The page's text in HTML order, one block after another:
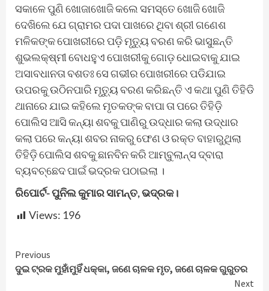
ସକାଳେ ପୁଣି ଖୋଜାଖୋଜି କଲେ ସମସ୍ତେ ଖୋଜି ଖୋଜି
ଦେଖିଲେ ଯେ ଗ୍ରାମର ପଦା ପାଖରେ ଥିବା ଶ୍ରୀ ଗଣେଶ
ମଳିକଙ୍କ ପୋଖରୀରେ ପଡ଼ି ମୃତ୍ୟୁ ବରଣ କରି ଭାସୁଛନ୍ତି
ଶୁଭଲକ୍ଷ୍ମୀ ବୋଧହୁଏ ପୋଖରୀକୁ ଗୋଡ଼ ଧୋଇବାକୁ ଯାଇ
ଅସାବଧାନତା ବଶତଃ ସେ ଗଭୀର ପୋଖରୀରେ ପଡିଯାଇ
ଉପରକୁ ଉଠିନପାରି ମୃତ୍ୟୁ ବରଣ କରିଛନ୍ତି ଏ କଥା ପୁଣି ତିହିଡି
ଥାନାରେ ଯାଇ କହିଲେ ମୃତକଙ୍କ ବାପା ତା ପରେ ତିହିଡ଼ି
ପୋଲିସ ଆସି କନ୍ୟା ଶବକୁ ପାଣିରୁ ଉଦ୍ଧାର କଲା ଉଦ୍ଧାର
କଲା ପରେ କନ୍ୟା ଶବର ନାକରୁ ଫେଣ ଓ ରକ୍ତ ବାହାରୁଥିଲା
ତିହିଡ଼ି ପୋଲିସ ଶବକୁ ଛାନବିନ କରି ଆମ୍ବୁଲାନ୍ସ ଦ୍ବାରା
ବ୍ୟବଚ୍ଛେଦ ପାଇଁ ଭଦ୍ରକ ପଠାଇଲା ।
ରିପୋର୍ଟ- ପୁନିଲ କୁମାର ସାମନ୍ତ, ଭଦ୍ରକ।
Views: 196
Continue
Reading
Previous
ଦୁଇ ଟ୍ରକ ମୁହାଁମୁହିଁ ଧକ୍କା, ଜଣେ ଚାଳକ ମୃତ, ଜଣେ ଚାଳକ ଗୁରୁତର
Next